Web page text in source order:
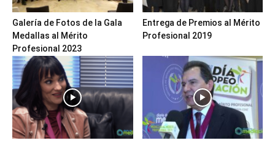
Galería de Fotos de la Gala
Medallas al Mérito
Profesional 2023
Entrega de Premios al Mérito
Profesional 2019